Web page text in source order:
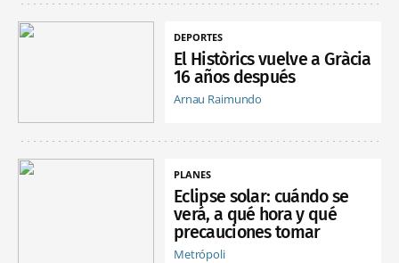
DEPORTES
El Històrics vuelve a Gràcia
16 años después
Arnau Raimundo
PLANES
Eclipse solar: cuándo se
verá, a qué hora y qué
precauciones tomar
Metrópoli